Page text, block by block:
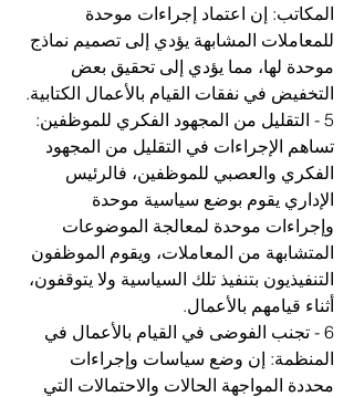
المكاتب: إن اعتماد إجراءات موحدة
للمعاملات المشابهة يؤدي إلى تصميم نماذج
موحدة لها، مما يؤدي إلى تحقيق بعض
التخفيض في نفقات القيام بالأعمال الكتابية.
5 - التقليل من المجهود الفكري للموظفين:
تساهم الإجراءات في التقليل من المجهود
الفكري والعصبي للموظفين، فالرئيس
الإداري يقوم بوضع سياسية موحدة
وإجراءات موحدة لمعالجة الموضوعات
المتشابهة من المعاملات، ويقوم الموظفون
التنفيذيون بتنفيذ تلك السياسية ولا يتوقفون،
أثناء قيامهم بالأعمال.
6 - تجنب الفوضى في القيام بالأعمال في
المنظمة: إن وضع سياسات وإجراءات
محددة المواجهة الحالات والاحتمالات التي